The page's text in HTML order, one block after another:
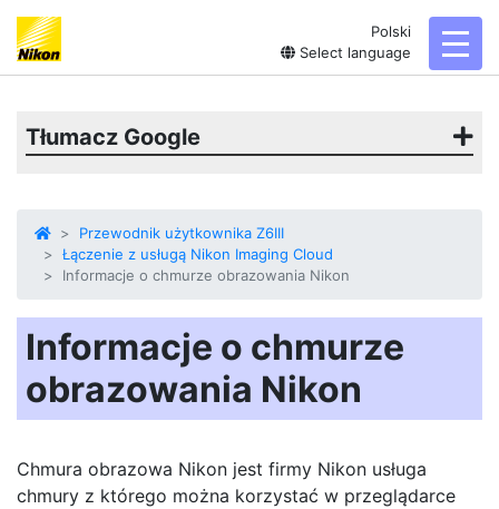
Polski
Select language
Tłumacz Google
Przewodnik użytkownika Z6III
Łączenie z usługą Nikon Imaging Cloud
Informacje o chmurze obrazowania Nikon
Informacje o chmurze
obrazowania Nikon
Chmura obrazowa Nikon jest firmy Nikon usługa
chmury z którego można korzystać w przeglądarce